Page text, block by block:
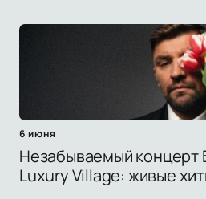
6 июня
Незабываемый концерт
Luxury Village: живые